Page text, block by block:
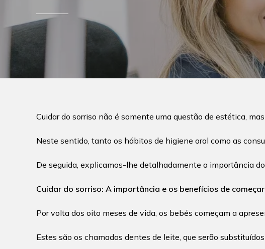
Cuidar do sorriso não é somente uma questão de estética,
Neste sentido, tanto os hábitos de higiene oral como as
De seguida, explicamos-lhe detalhadamente a importância
Cuidar do sorriso: A importância e os benefícios de
Por volta dos oito meses de vida, os bebés começam a
Estes são os chamados dentes de leite, que serão